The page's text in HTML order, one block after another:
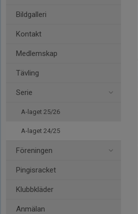
Bildgalleri
Kontakt
Medlemskap
Tävling
Serie
A-laget 25/26
A-laget 24/25
Föreningen
Pingisracket
Klubbkläder
Anmälan